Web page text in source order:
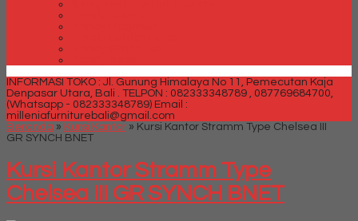
INFORMASI TOKO : Jl. Gunung Himalaya No 11, Pemecutan Kaja
Denpasar Utara, Bali . TELPON : 082333348789 , 087769684700,
(Whatsapp - 082333348789) Email :
milleniafurniturebali@gmail.com
Beranda » Kursi Kantor » Kursi Kantor Stramm Type Chelsea III
GR SYNCH BNET
Kursi Kantor Stramm Type
Chelsea III GR SYNCH BNET